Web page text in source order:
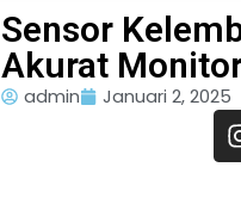
Sensor
Akurat
admin Januari 2, 2025